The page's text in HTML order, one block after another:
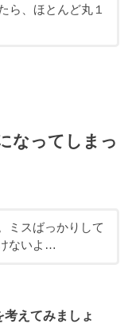
ら、ほとんど丸１
なってしまっ
ミスばっかりして
ないよ…
考えてみましょ